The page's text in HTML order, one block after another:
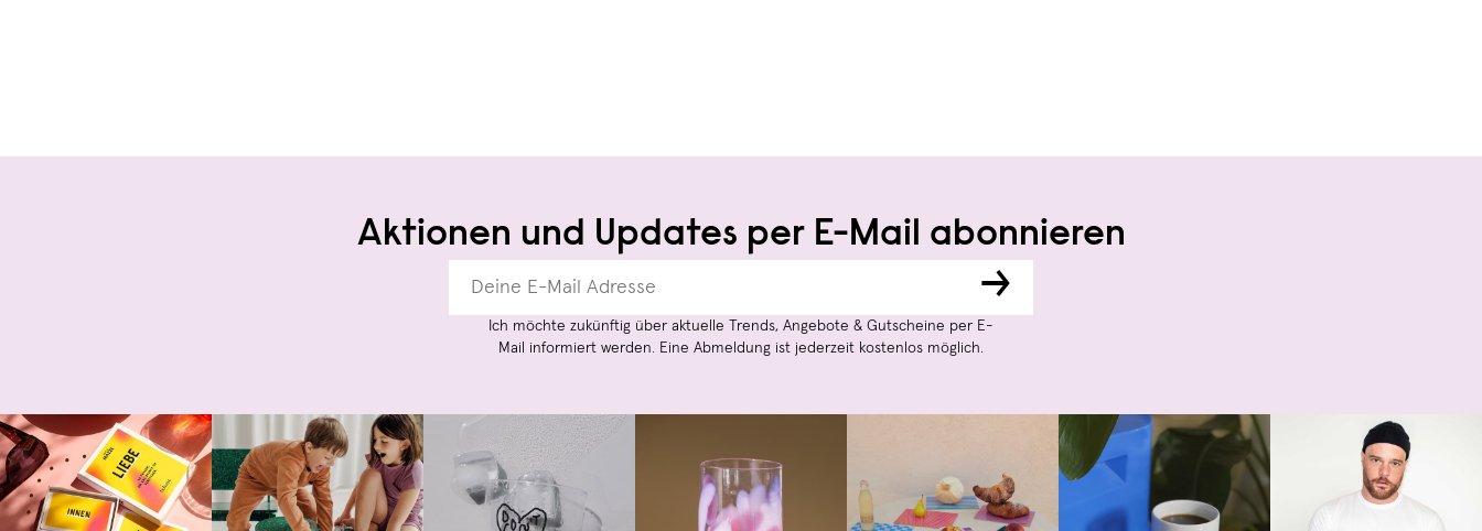
Aktionen und Updates per E-Mail abonnieren
→
Ich möchte zukünftig über aktuelle Trends, Angebote & Gutscheine per E-
Mail informiert werden. Eine Abmeldung ist jederzeit kostenlos möglich.